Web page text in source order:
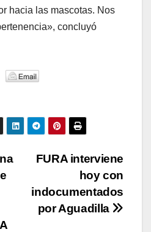
hacia las mascotas. Nos
concluyó
FURA interviene
hoy con
indocumentados
por Aguadilla